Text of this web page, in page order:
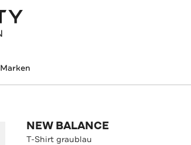
Marken
NEW BALANCE
T-Shirt graublau